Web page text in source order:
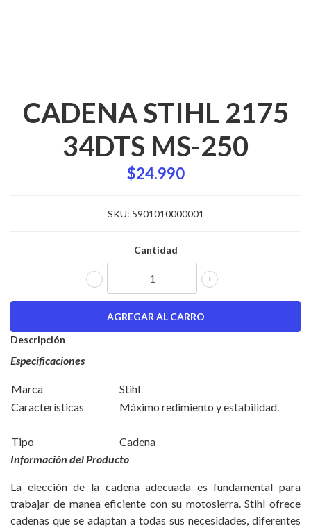
CADENA STIHL 2175
34DTS MS-250
$24.990
SKU: 5901010000001
Cantidad
+
-
Descripción
Especificaciones
Marca
Stihl
Características
Máximo redimiento y estabilidad.
Tipo
Cadena
Información del Producto
La elección de la cadena adecuada es fundamental para
trabajar de manea eficiente con su motosierra. Stihl ofrece
cadenas que se adaptan a todas sus necesidades, diferentes